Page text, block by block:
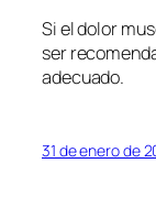
Si el dolor
ser
adecuado.
31 de enero de